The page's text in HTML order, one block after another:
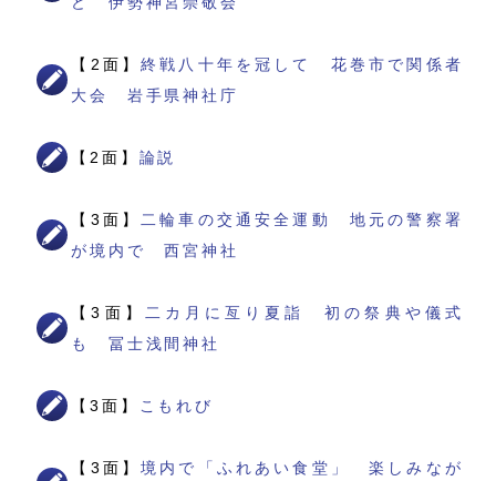
【2面】終戦八十年を冠して 花巻市で関係者
大会 岩手県神社庁
【2面】 論説
【3面】
二輪車の交通安全運動 地元の警察署
が境内で 西宮神社
【3面】
二カ月に亙り夏詣 初の祭典や儀式
も 冨士浅間神社
【3面】 こもれび
【3面】境内で「ふれあい食堂」 楽しみなが